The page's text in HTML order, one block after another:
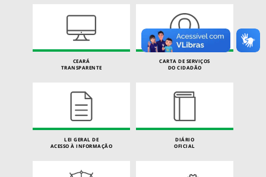
CEARÁ
TRANSPARENTE
CARTA DE SERVIÇOS
DO CIDADÃO
LEI GERAL DE
ACESSO À INFORMAÇÃO
DIÁRIO
OFICIAL